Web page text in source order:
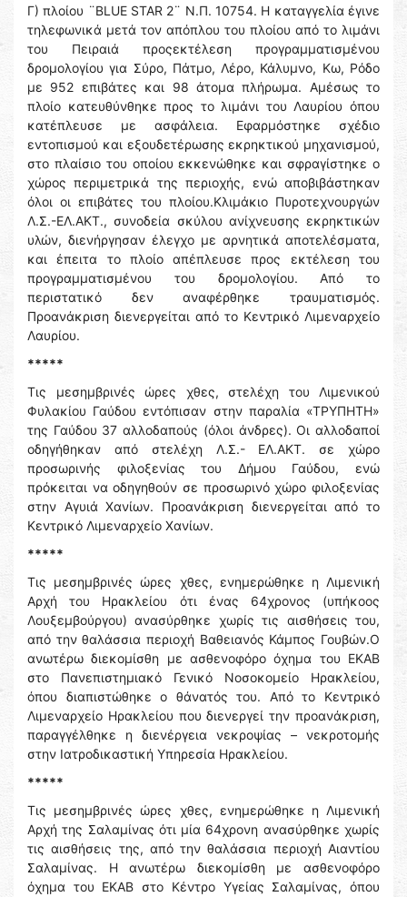
Γ) πλοίου ¨BLUE STAR 2¨ Ν.Π. 10754. Η καταγγελία έγινε
τηλεφωνικά μετά τον απόπλου του πλοίου από το λιμάνι
του Πειραιά προςεκτέλεση προγραμματισμένου
δρομολογίου για Σύρο, Πάτμο, Λέρο, Κάλυμνο, Κω, Ρόδο
με 952 επιβάτες και 98 άτομα πλήρωμα. Αμέσως το
πλοίο κατευθύνθηκε προς το λιμάνι του Λαυρίου όπου
κατέπλευσε με ασφάλεια. Εφαρμόστηκε σχέδιο
εντοπισμού και εξουδετέρωσης εκρηκτικού μηχανισμού,
στο πλαίσιο του οποίου εκκενώθηκε και σφραγίστηκε ο
χώρος περιμετρικά της περιοχής, ενώ αποβιβάστηκαν
όλοι οι επιβάτες του πλοίου.Κλιμάκιο Πυροτεχνουργών
Λ.Σ.-ΕΛ.ΑΚΤ., συνοδεία σκύλου ανίχνευσης εκρηκτικών
υλών, διενήργησαν έλεγχο με αρνητικά αποτελέσματα,
και έπειτα το πλοίο απέπλευσε προς εκτέλεση του
προγραμματισμένου του δρομολογίου. Από το
περιστατικό δεν αναφέρθηκε τραυματισμός.
Προανάκριση διενεργείται από το Κεντρικό Λιμεναρχείο
Λαυρίου.
*****
Τις μεσημβρινές ώρες χθες, στελέχη του Λιμενικού
Φυλακίου Γαύδου εντόπισαν στην παραλία «ΤΡΥΠΗΤΗ»
της Γαύδου 37 αλλοδαπούς (όλοι άνδρες). Οι αλλοδαποί
οδηγήθηκαν από στελέχη Λ.Σ.- ΕΛ.ΑΚΤ. σε χώρο
προσωρινής φιλοξενίας του Δήμου Γαύδου, ενώ
πρόκειται να οδηγηθούν σε προσωρινό χώρο φιλοξενίας
στην Αγυιά Χανίων. Προανάκριση διενεργείται από το
Κεντρικό Λιμεναρχείο Χανίων.
*****
Τις μεσημβρινές ώρες χθες, ενημερώθηκε η Λιμενική
Αρχή του Ηρακλείου ότι ένας 64χρονος (υπήκοος
Λουξεμβούργου) ανασύρθηκε χωρίς τις αισθήσεις του,
από την θαλάσσια περιοχή Βαθειανός Κάμπος Γουβών.Ο
ανωτέρω διεκομίσθη με ασθενοφόρο όχημα του ΕΚΑΒ
στο Πανεπιστημιακό Γενικό Νοσοκομείο Ηρακλείου,
όπου διαπιστώθηκε ο θάνατός του. Από το Κεντρικό
Λιμεναρχείο Ηρακλείου που διενεργεί την προανάκριση,
παραγγέλθηκε η διενέργεια νεκροψίας – νεκροτομής
στην Ιατροδικαστική Υπηρεσία Ηρακλείου.
*****
Τις μεσημβρινές ώρες χθες, ενημερώθηκε η Λιμενική
Αρχή της Σαλαμίνας ότι μία 64χρονη ανασύρθηκε χωρίς
τις αισθήσεις της, από την θαλάσσια περιοχή Αιαντίου
Σαλαμίνας. Η ανωτέρω διεκομίσθη με ασθενοφόρο
όχημα του ΕΚΑΒ στο Κέντρο Υγείας Σαλαμίνας, όπου